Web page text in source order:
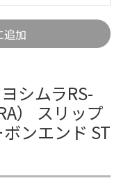
追加
シムラRS-
） スリップ
ンエンド ST